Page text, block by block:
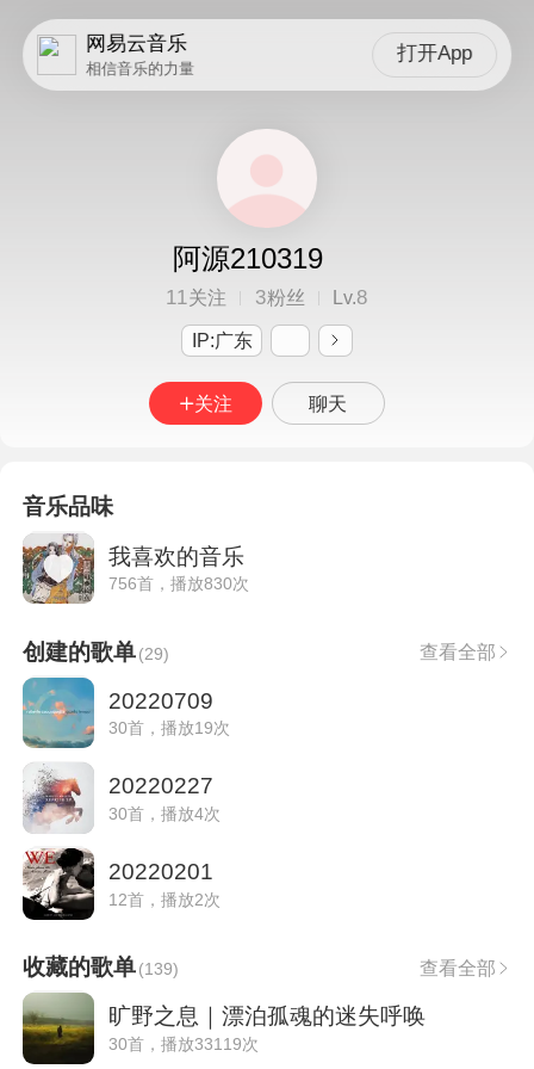
网易云音乐
相信音乐的力量
打开App
阿源210319
11关注 3粉丝 Lv.8
IP:广东
关注 聊天
音乐品味
我喜欢的音乐
756首，播放830次
创建的歌单(29) 查看全部
20220709
30首，播放19次
20220227
30首，播放4次
20220201
12首，播放2次
收藏的歌单(139) 查看全部
旷野之息｜漂泊孤魂的迷失呼唤
30首，播放33119次